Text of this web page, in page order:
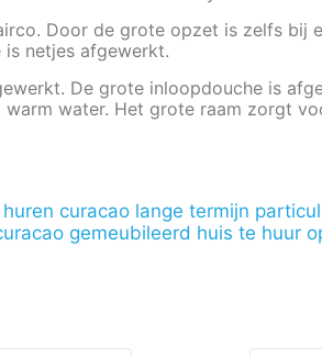
Door de grote opzet is zelfs bij
netjes afgewerkt.
De grote inloopdouche is
water. Het grote raam zorgt
huren curacao lange termijn
gemeubileerd huis te huur